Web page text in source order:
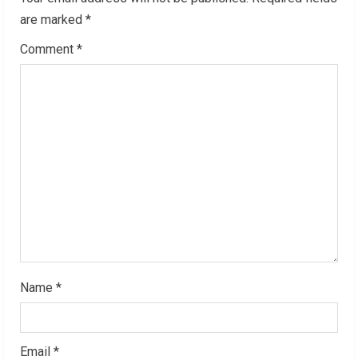
R
e
are marked *
Comment *
Name *
Email *